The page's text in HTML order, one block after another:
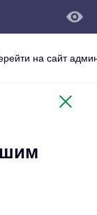
на сайт